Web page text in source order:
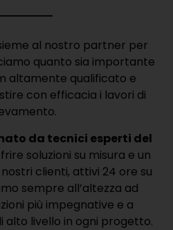
al nostro partner per
quanto sia importante
altamente qualificato e
con efficacia i lavori di
da tecnici esperti del
soluzioni su misura e un
clienti, attivi 24 ore su
sempre all’altezza ad
più impegnative e a
alto livello in ogni progetto.